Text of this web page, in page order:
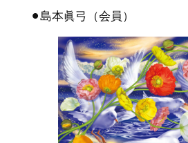
⚫︎島本眞弓（会員）